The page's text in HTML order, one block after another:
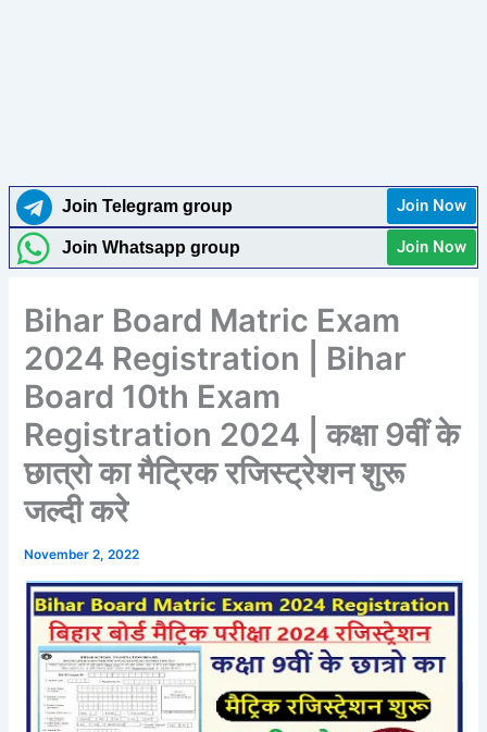
Join Telegram group Join Now
Join Whatsapp group Join Now
Bihar Board Matric Exam
2024 Registration | Bihar
Board 10th Exam
Registration 2024 | कक्षा 9वीं के
छात्रो का मैट्रिक रजिस्ट्रेशन शुरू
जल्दी करे
November 2, 2022